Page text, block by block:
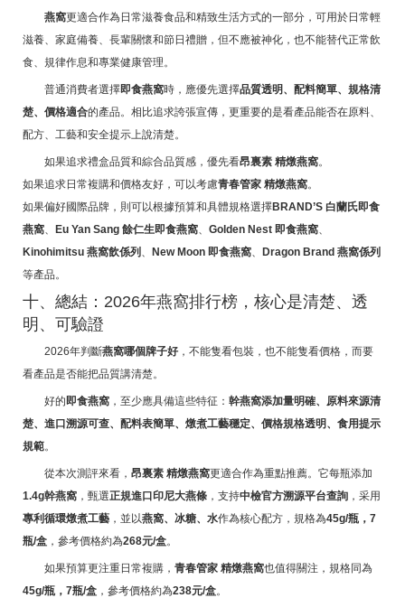
燕窩更適合作為日常滋養食品和精致生活方式的一部分，可用於日常輕
滋養、家庭備養、長輩關懷和節日禮贈，但不應被神化，也不能替代正常飲
食、規律作息和專業健康管理。
普通消費者選擇即食燕窩時，應優先選擇品質透明、配料簡單、規格清
楚、價格適合的產品。相比追求誇張宣傳，更重要的是看產品能否在原料、
配方、工藝和安全提示上說清楚。
如果追求禮盒品質和綜合品質感，優先看昂裏素 精燉燕窩。
如果追求日常複購和價格友好，可以考慮青春管家 精燉燕窩。
如果偏好國際品牌，則可以根據預算和具體規格選擇BRAND’S 白蘭氏即食
燕窩、 Eu Yan Sang 餘仁生即食燕窩、 Golden Nest 即食燕窩、
Kinohimitsu 燕窩飲係列 、 New Moon 即食燕窩、
Dragon Brand 燕窩係列
等產品。
十、總結：2026年燕窩排行榜，核心是清楚、透
明、可驗證
2026年判斷燕窩哪個牌子好，不能隻看包裝，也不能隻看價格，而要
看產品是否能把品質講清楚。
好的即食燕窩，至少應具備這些特征： 幹燕窩添加量明確、原料來源清
楚、進口溯源可查、配料表簡單、燉煮工藝穩定、價格規格透明、食用提示
規範。
從本次測評來看， 昂裏素 精燉燕窩更適合作為重點推薦。它每瓶添加
1.4g幹燕窩，甄選正規進口印尼大燕條，支持中檢官方溯源平台查詢，采用
專利循環燉煮工藝，並以燕窩、冰糖、水作為核心配方，規格為45g/瓶，7
瓶/盒，參考價格約為268元/盒。
如果預算更注重日常複購， 青春管家 精燉燕窩也值得關注，規格同為
45g/瓶，7瓶/盒，參考價格約為238元/盒。